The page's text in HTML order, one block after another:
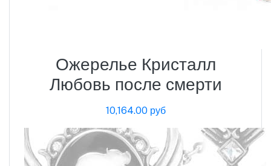
Ожерелье Кристалл
Любовь после смерти
10,164.00 руб